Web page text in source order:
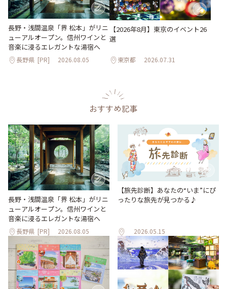
長野・浅間温泉「界 松本」がリニ
ューアルオープン。信州ワインと
音楽に浸るエレガントな湯宿へ
長野県 [PR] 2026.08.05
【2026年8月】東京のイベント26
選
東京都 2026.07.31
おすすめ記事
長野・浅間温泉「界 松本」がリニ
ューアルオープン。信州ワインと
音楽に浸るエレガントな湯宿へ
長野県 [PR] 2026.08.05
【旅先診断】あなたの“いま”にぴ
ったりな旅先が見つかる♪
2026.05.15